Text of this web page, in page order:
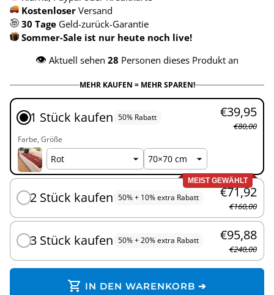
Kostenloser Versand
30 Tage Geld-zurück-Garantie
Sommer-Sale ist nur heute noch live!
👁️ Aktuell sehen 28 Personen dieses Produkt an
MEHR KAUFEN = MEHR SPAREN!
1 Stück kaufen 50% Rabatt €39,95
€80,00
Farbe Größe
MEIST GEWÄHLT
2 Stück kaufen 50% + 10% extra Rabatt €71,92
€160,00
3 Stück kaufen 50% + 20% extra Rabatt €95,88
€240,00
shopping_cart IN DEN WARENKORB ➔